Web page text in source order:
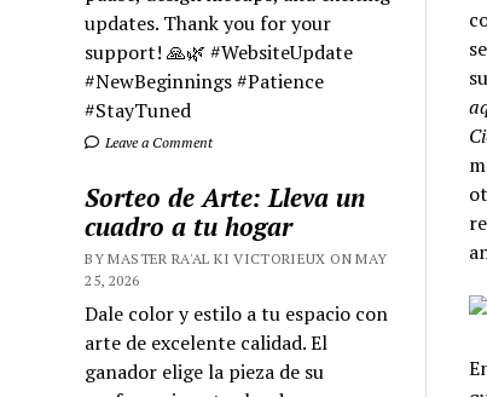
updates. Thank you for your
support! 🙏🌿 #WebsiteUpdate
#NewBeginnings #Patience
#StayTuned
Leave a Comment
Sorteo de Arte: Lleva un
cuadro a tu hogar
BY MASTER RA'AL KI VICTORIEUX ON MAY
25, 2026
Dale color y estilo a tu espacio con
arte de excelente calidad. El
ganador elige la pieza de su